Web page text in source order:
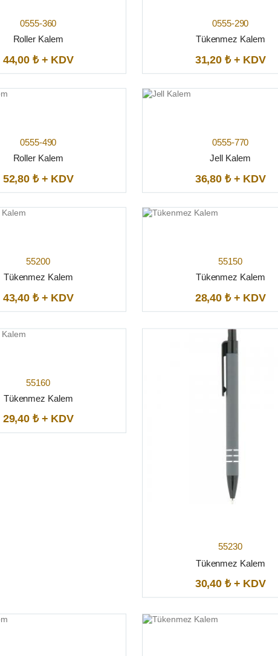
0555-360
Roller Kalem
44,00 ₺ + KDV
0555-290
Tükenmez Kalem
31,20 ₺ + KDV
0555-490
Roller Kalem
52,80 ₺ + KDV
0555-770
Jell Kalem
36,80 ₺ + KDV
55200
Tükenmez Kalem
43,40 ₺ + KDV
55150
Tükenmez Kalem
28,40 ₺ + KDV
55160
Tükenmez Kalem
29,40 ₺ + KDV
55230
Tükenmez Kalem
30,40 ₺ + KDV